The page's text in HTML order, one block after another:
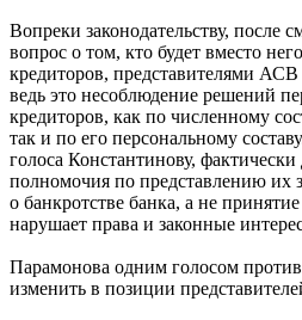
Вопреки законодательству, после
вопрос о том, кто будет вместо
кредиторов, представителями
ведь это несоблюдение решений
кредиторов, как по численному
так и по его персональному
голоса Константинову,
полномочия по представлению их
о банкротстве банка, а не
нарушает права и законные
Парамонова одним голосом
изменить в позиции